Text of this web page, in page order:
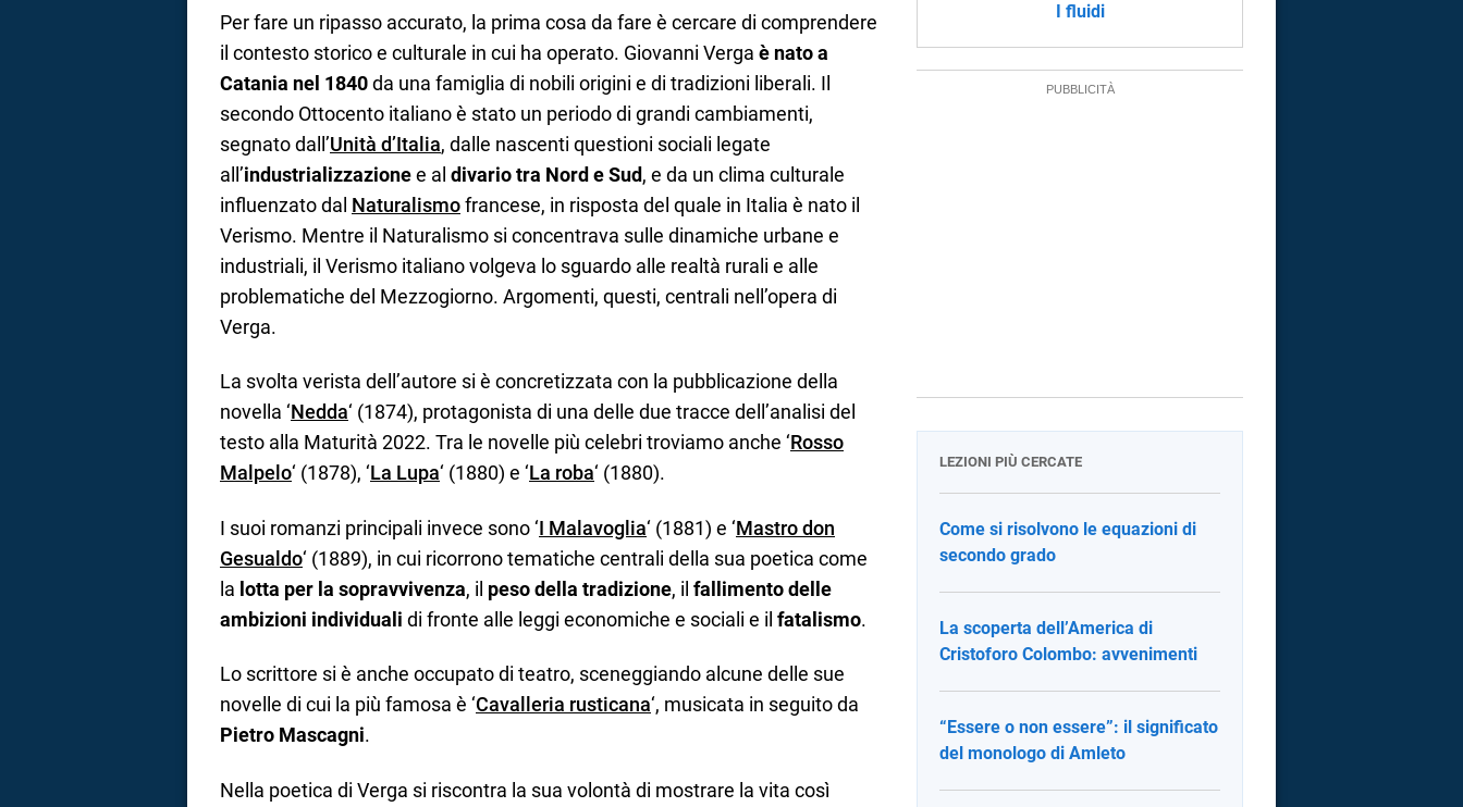
Per fare un ripasso accurato, la prima cosa da fare è cercare di comprendere
il contesto storico e culturale in cui ha operato. Giovanni Verga è nato a
Catania nel 1840da una famiglia di nobili origini e di tradizioni liberali. Il
secondo Ottocento italiano è stato un periodo di grandi cambiamenti,
segnato dall’Unità d’Italia, dalle nascenti questioni sociali legate
all’industrializzazionee al divario tra Nord e Sud, e da un clima culturale
influenzato dal Naturalismofrancese, in risposta del quale in Italia è nato il
Verismo. Mentre il Naturalismo si concentrava sulle dinamiche urbane e
industriali, il Verismo italiano volgeva lo sguardo alle realtà rurali e alle
problematiche del Mezzogiorno. Argomenti, questi, centrali nell’opera di
Verga.
La svolta verista dell’autore si è concretizzata con la pubblicazione della
novella ‘Nedda‘ (1874), protagonista di una delle due tracce dell’analisi del
testo alla Maturità 2022. Tra le novelle più celebri troviamo anche ‘Rosso
Malpelo‘ (1878), ‘La Lupa‘ (1880) e ‘La roba‘ (1880).
I suoi romanzi principali invece sono ‘I Malavoglia‘ (1881) e ‘Mastro don
Gesualdo‘ (1889), in cui ricorrono tematiche centrali della sua poetica come
la lotta per la sopravvivenza, il peso della tradizione, il fallimento delle
ambizioni individuali di fronte alle leggi economiche e sociali e il fatalismo.
Lo scrittore si è anche occupato di teatro, sceneggiando alcune delle sue
novelle di cui la più famosa è ‘Cavalleria rusticana‘, musicata in seguito da
Pietro Mascagni.
Nella poetica di Verga si riscontra la sua volontà di mostrare la vita così
I fluidi
LEZIONI PIÙ CERCATE
Come si risolvono le equazioni di
secondo grado
La scoperta dell’America di
Cristoforo Colombo: avvenimenti
“Essere o non essere”: il significato
del monologo di Amleto